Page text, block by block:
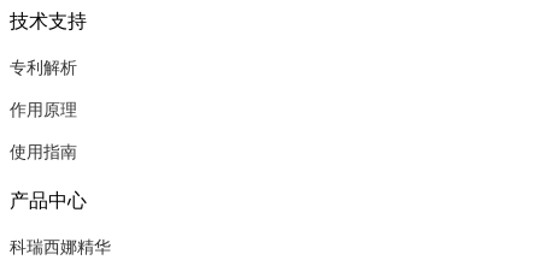
技术支持
专利解析
作用原理
使用指南
产品中心
科瑞西娜精华